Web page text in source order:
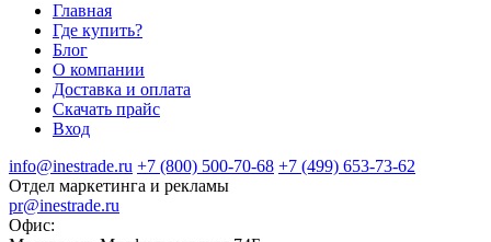
Главная
Где купить?
Блог
О компании
Доставка и оплата
Скачать прайс
Вход
info@inestrade.ru +7 (800) 500-70-68 +7 (499) 653-73-62
Отдел маркетинга и рекламы
pr@inestrade.ru
Офис: